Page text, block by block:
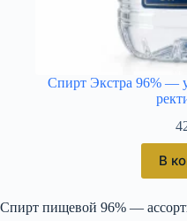
Спирт Экстра 96% —
В
Спирт пищевой 96% —